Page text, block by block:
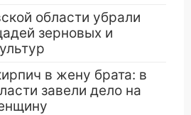
области убрали
зерновых и
в жену брата: в
завели дело на